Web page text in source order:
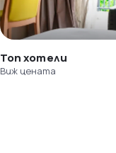
Топ хотели
Виж цената